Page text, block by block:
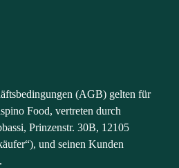
(AGB) gelten für
Food, vertreten durch
Prinzenstr. 30B, 12105
und seinen Kunden